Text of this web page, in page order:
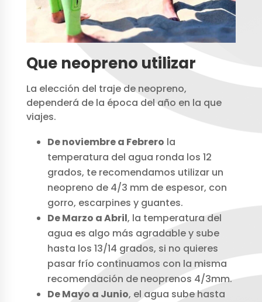
Que neopreno utilizar
La elección del traje de neopreno,
dependerá de la época del año en la que
viajes.
De noviembre a Febrero la
temperatura del agua ronda los 12
grados, te recomendamos utilizar un
neopreno de 4/3 mm de espesor, con
gorro, escarpines y guantes.
De Marzo a Abril, la temperatura del
agua es algo más agradable y sube
hasta los 13/14 grados, si no quieres
pasar frío continuamos con la misma
recomendación de neoprenos 4/3mm.
De Mayo a Junio, el agua sube hasta